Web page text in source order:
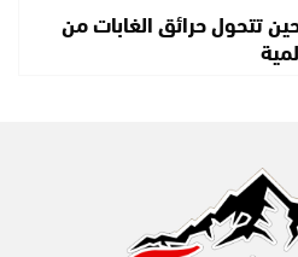
تتحول حرائق الغابات من